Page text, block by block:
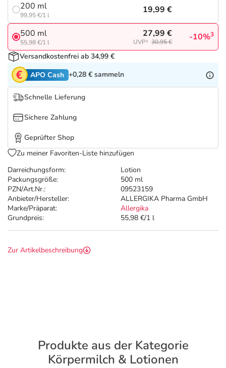
Tierapotheke
Vitamine & Mineralstoffe
Marken
Salus Deals
Darreichungsform:
Lotion
Packungsgröße:
500 ml
PZN/Art.Nr.:
09523159
Anbieter/Hersteller:
ALLERGIKA Pharma GmbH
Marke/Präparat:
Allergika
Grundpreis:
55,98 €/1 l
200 ml
99,95 €/1 l
19,99 €
500 ml
55,98 €/1 l
27,99 €
UVP¹ 30,95 € -10%3
Versandkostenfrei ab 34,99 €
APO Cash +0,28 € sammeln
Schnelle Lieferung
Sichere Zahlung
Geprüfter Shop
Zu meiner Favoriten-Liste hinzufügen
Zur Artikelbeschreibung
Produkte aus der Kategorie
Körpermilch & Lotionen